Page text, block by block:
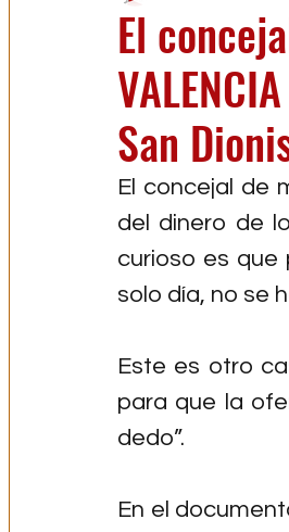
El
San
El concejal de
del dinero de
curioso es que
solo día, no se
Este es otro
para que la
dedo”.
En el